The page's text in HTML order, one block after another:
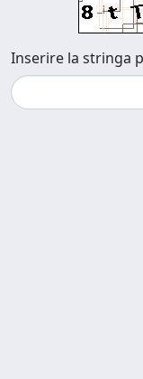
Inserire la stringa